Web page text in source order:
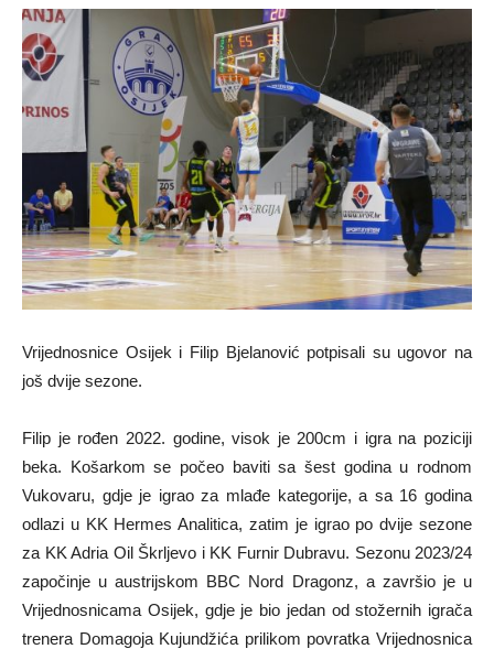
Vrijednosnice Osijek i Filip Bjelanović potpisali su ugovor na
još dvije sezone.
Filip je rođen 2022. godine, visok je 200cm i igra na poziciji
beka. Košarkom se počeo baviti sa šest godina u rodnom
Vukovaru, gdje je igrao za mlađe kategorije, a sa 16 godina
odlazi u KK Hermes Analitica, zatim je igrao po dvije sezone
za KK Adria Oil Škrljevo i KK Furnir Dubravu. Sezonu 2023/24
započinje u austrijskom BBC Nord Dragonz, a završio je u
Vrijednosnicama Osijek, gdje je bio jedan od stožernih igrača
trenera Domagoja Kujundžića prilikom povratka Vrijednosnica